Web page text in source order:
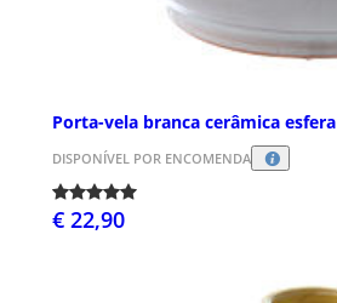
Porta-vela branca cerâmica esfera
DISPONÍVEL POR ENCOMENDA
€ 22,90